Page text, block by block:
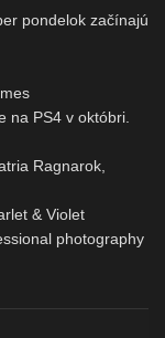
​​pondelok začínajú
na PS4 v októbri.
Ragnarok,
& Violet
photography